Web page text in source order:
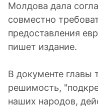
Молдова дала
совместно
предоставления
пишет издание.
В документе главы
решимость,
наших народов,